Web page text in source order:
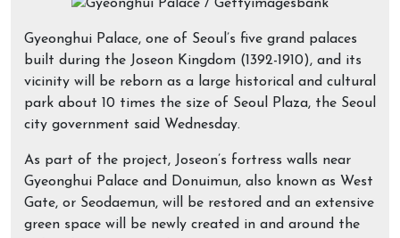
Gyeonghui Palace, one of Seoul’s five grand palaces
built during the Joseon Kingdom (1392-1910), and its
vicinity will be reborn as a large historical and cultural
park about 10 times the size of Seoul Plaza, the Seoul
city government said Wednesday.
As part of the project, Joseon’s fortress walls near
Gyeonghui Palace and Donuimun, also known as West
Gate, or Seodaemun, will be restored and an extensive
green space will be newly created in and around the